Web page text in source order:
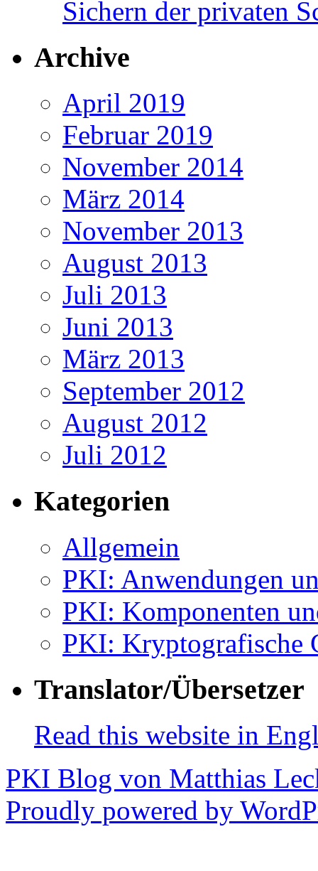
Sichern der privaten
Archive
April 2019
Februar 2019
November 2014
März 2014
November 2013
August 2013
Juli 2013
Juni 2013
März 2013
September 2012
August 2012
Juli 2012
Kategorien
Allgemein
PKI: Anwendungen
PKI: Komponenten
PKI: Kryptografische
Translator/Übersetzer
Read this website in
PKI Blog von Matthias
Proudly powered by